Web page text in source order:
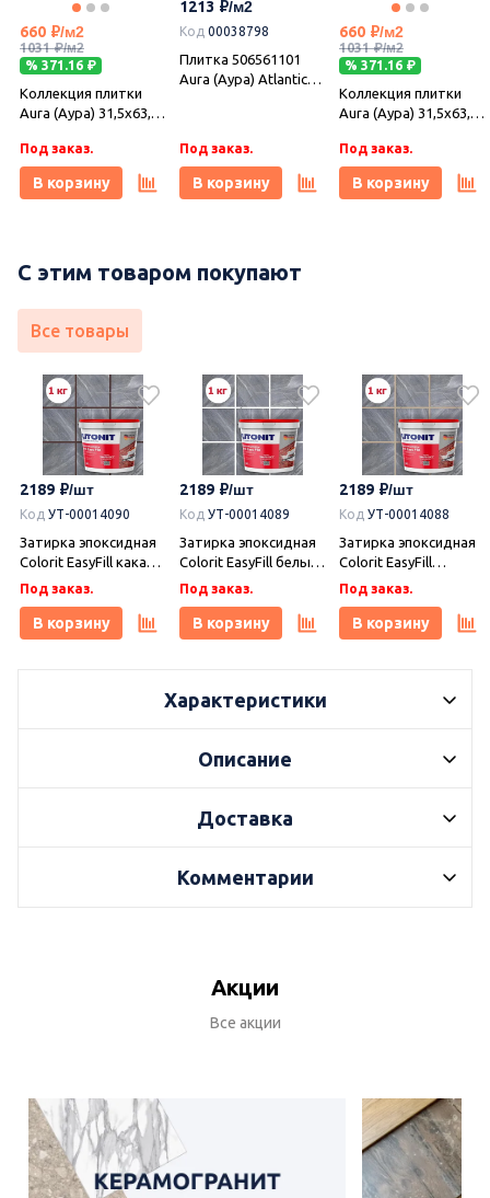
Под заказ.
В корзину
(Азори)
Под заказ.
В корзину
В наличии 1.62 м2
В корзину
660
1031
% 371.16
Коллекция плитки
Aura (Аура) 31,5х63,
Под заказ.
В корзину
1213
Код 00038798
Плитка 506561101
Aura (Аура) Atlantic
Под заказ.
В корзину
660
1031
% 371.16
Коллекция плитки
Aura (Аура) 31,5х63,
Под заказ.
В корзину
С этим товаром покупают
Все товары
2189
Код УТ-00014090
Затирка эпоксидная
Colorit EasyFill какао 1
кг, Плитонит
Под заказ.
В корзину
2189
Код УТ-00014089
Затирка эпоксидная
Colorit EasyFill белый
1 кг, Плитонит
Под заказ.
В корзину
2189
Код УТ-00014088
Затирка эпоксидная
Colorit EasyFill
бежевый 1 кг,
Плитонит
Под заказ.
В корзину
Характеристики
Описание
Доставка
Комментарии
Акции
Все акции